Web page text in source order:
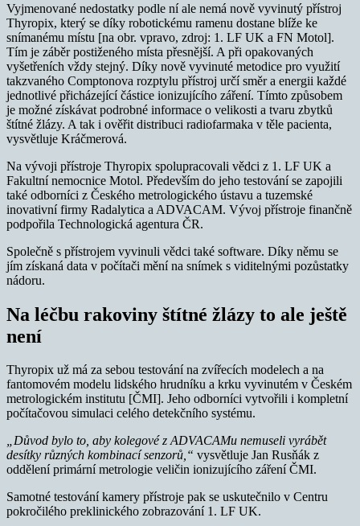
Vyjmenované nedostatky podle ní ale nemá nově vyvinutý přístroj
Thyropix, který se díky robotickému ramenu dostane blíže ke
snímanému místu [na obr. vpravo, zdroj: 1. LF UK a FN Motol].
Tím je záběr postiženého místa přesnější. A při opakovaných
vyšetřeních vždy stejný. Díky nově vyvinuté metodice pro využití
takzvaného Comptonova rozptylu přístroj určí směr a energii každé
jednotlivé přicházející částice ionizujícího záření. Tímto způsobem
je možné získávat podrobné informace o velikosti a tvaru zbytků
štítné žlázy. A tak i ověřit distribuci radiofarmaka v těle pacienta,
vysvětluje Kráčmerová.
Na vývoji přístroje Thyropix spolupracovali vědci z 1. LF UK a
Fakultní nemocnice Motol. Především do jeho testování se zapojili
také odborníci z Českého metrologického ústavu a tuzemské
inovativní firmy Radalytica a ADVACAM. Vývoj přístroje finančně
podpořila Technologická agentura ČR.
Společně s přístrojem vyvinuli vědci také software. Díky němu se
jím získaná data v počítači mění na snímek s viditelnými pozůstatky
nádoru.
Na léčbu rakoviny štítné žlázy to ale ještě
není
Thyropix už má za sebou testování na zvířecích modelech a na
fantomovém modelu lidského hrudníku a krku vyvinutém v Českém
metrologickém institutu [ČMI]. Jeho odborníci vytvořili i kompletní
počítačovou simulaci celého detekčního systému.
„Důvod bylo to, aby kolegové z ADVACAMu nemuseli vyrábět
desítky různých kombinací senzorů,“ vysvětluje Jan Rusňák z
oddělení primární metrologie veličin ionizujícího záření ČMI.
Samotné testování kamery přístroje pak se uskutečnilo v Centru
pokročilého preklinického zobrazování 1. LF UK.